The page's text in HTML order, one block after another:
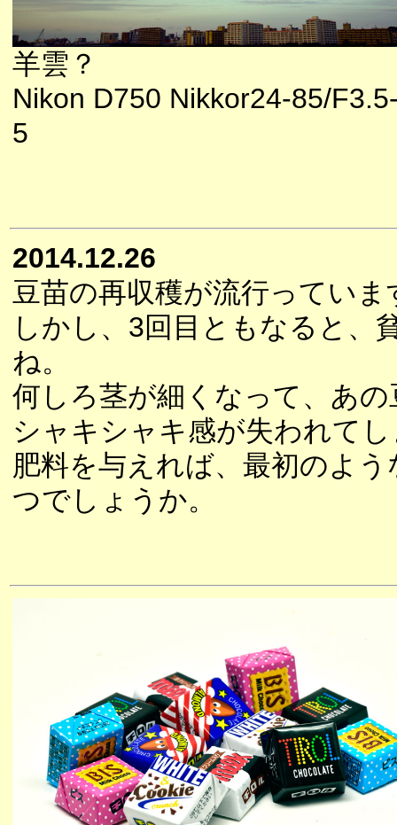
羊雲？
Nikon D750 Nikkor24-85/
5
2014.12.26
豆苗の再収穫が流行っていま
しかし、3回目ともなると、
ね。
何しろ茎が細くなって、あ
シャキシャキ感が失われて
肥料を与えれば、最初のよう
つでしょうか。